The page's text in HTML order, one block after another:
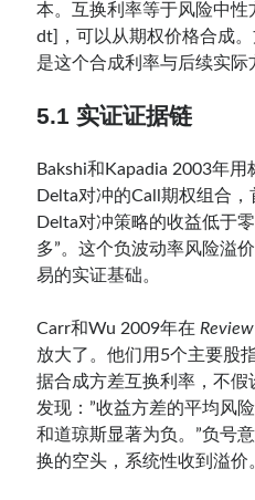
本。互换利率等于风险中性
dt]，可以从期权价格合成
是这个合成利率与后续实际
5.1 实证证据链
Bakshi和Kapadia 2003年
Delta对冲的Call期权组合
Delta对冲策略的收益低于
多”。这个负波动率风险溢
易的实证基础。
Carr和Wu 2009年在
放大了。他们用5个主要股
据合成方差互换利率，不
发现：”收益方差的平均风
和道琼斯显著为负。”负号
换的空头，系统性收到溢价